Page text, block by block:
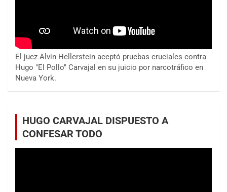
El juez Alvin Hellerstein aceptó pruebas cruciales contra
Hugo "El Pollo" Carvajal en su juicio por narcotráfico en
Nueva York.
HUGO CARVAJAL DISPUESTO A
CONFESAR TODO